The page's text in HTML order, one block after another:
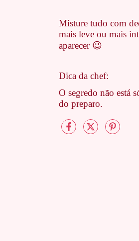
Misture tudo com
mais leve ou mais
aparecer 😉
Dica da chef:
O segredo não está
do preparo.